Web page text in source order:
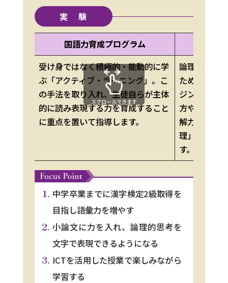
実 験
国語力育成プログラム
受け身ではなく積極的・能動的に学
ぶ「アクティブ・ラーニング」。こ
の手法を取り入れ、生徒自らが主体
的に読み表現する力を育成すること
に重点を置いて指導します。
論理的言語
ため、専用
ジン」を導
方や文章の
解力、文章
理」を重点
す。
スクロールできます
中学卒業までに漢字検定2級取得を
目指し語彙力を増やす
小論文に力を入れ、論理的思考を
文字で表現できるようになる
ICTを活用した授業で楽しみながら
学習する